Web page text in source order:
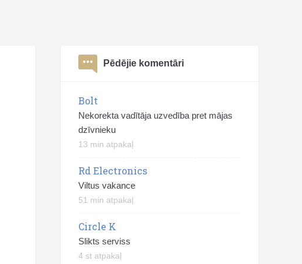
Pēdējie komentāri
Bolt
Nekorekta vadītāja uzvedība pret mājas
dzīvnieku
13 min atpakaļ
Rd Electronics
Viltus vakance
51 min atpakaļ
Circle K
Slikts serviss
4 st atpakaļ